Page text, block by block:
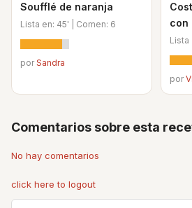
Soufflé de naranja
Lista en: 45' | Comen: 6
porSandra
con
Lista
por
Comentarios sobre esta
No hay comentarios
click here to logout